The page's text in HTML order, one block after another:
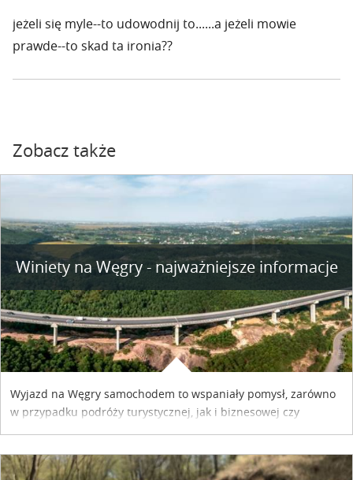
jeżeli się myle--to udowodnij to......a jeżeli mowie
prawde--to skad ta ironia??
Zobacz także
Winiety na Węgry - najważniejsze informacje
Wyjazd na Węgry samochodem to wspaniały pomysł, zarówno
w przypadku podróży turystycznej, jak i biznesowej czy
współpracy reklamowej z Hungary Vignette.